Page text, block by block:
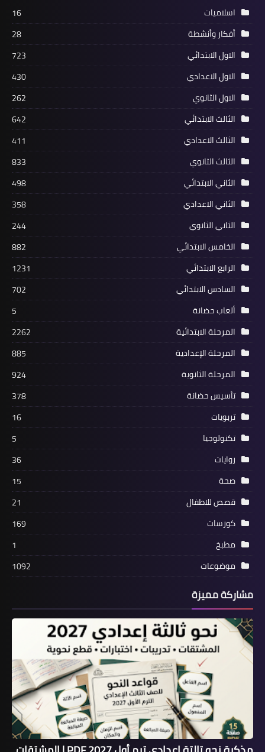
اسلاميات
16
أفكار وأنشطة
28
الاول الابتدائي
723
الاول الاعدادي
430
الاول الثانوي
262
الثالث الابتدائي
642
الثالث الاعدادي
411
الثالث الثانوي
833
الثاني الابتدائي
498
الثاني الاعدادي
358
الثاني الثانوي
244
الخامس الابتدائي
882
الرابع الابتدائي
1231
السادس الابتدائي
702
ألعاب حضانة
5
المرحلة الابتدائية
2262
المرحلة الإعدادية
885
المرحلة الثانوية
924
تأسيس حضانة
378
تربويات
16
تكنولوجيا
5
روايات
36
صحة
15
قصص للاطفال
21
كورسات
169
مطبخ
1
موضوعات
1092
مشاركة مميزة